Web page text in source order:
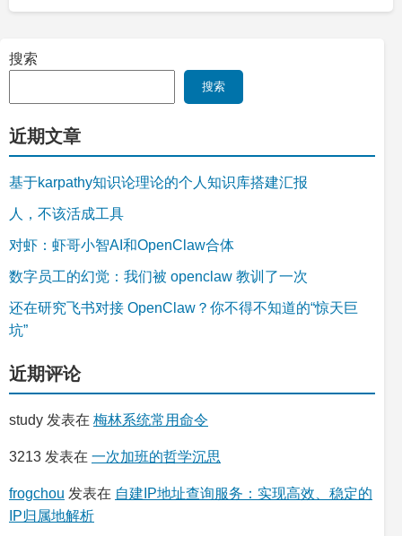
搜索
搜索
近期文章
基于karpathy知识论理论的个人知识库搭建汇报
人，不该活成工具
对虾：虾哥小智AI和OpenClaw合体
数字员工的幻觉：我们被 openclaw 教训了一次
还在研究飞书对接 OpenClaw？你不得不知道的“惊天巨
坑”
近期评论
study 发表在 梅林系统常用命令
3213 发表在 一次加班的哲学沉思
frogchou 发表在 自建IP地址查询服务：实现高效、稳定的
IP归属地解析